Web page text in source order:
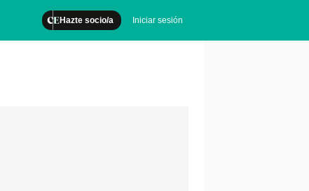
Hazte socio/a Iniciar sesión